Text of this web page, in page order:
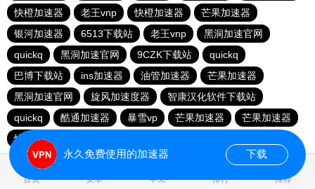
快橙加速器
老王vnp 快橙加速器
芒果加速器
银河加速器
6513下载站 老王vnp
黑洞加速官网
quickq
黑洞加速官网 9CZK下载站
quickq
巴博下载站
ins加速器 油管加速器
芒果加速器
黑洞加速官网
旋风加速度器
智康汉化软件下载站
quickq
酷通加速器 暴雪vp 芒果加速器
芒果加速器
快橙加速器
首页 安卓 苹果 排行 推荐
永久免费使用的加速器 下载
0.101428s